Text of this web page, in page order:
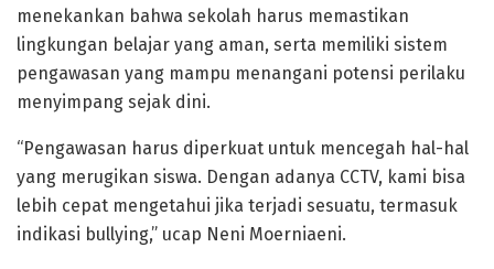
menekankan bahwa sekolah harus memastikan
lingkungan belajar yang aman, serta memiliki sistem
pengawasan yang mampu menangani potensi perilaku
menyimpang sejak dini.
“Pengawasan harus diperkuat untuk mencegah hal-hal
yang merugikan siswa. Dengan adanya CCTV, kami bisa
lebih cepat mengetahui jika terjadi sesuatu, termasuk
indikasi bullying,” ucap Neni Moerniaeni.